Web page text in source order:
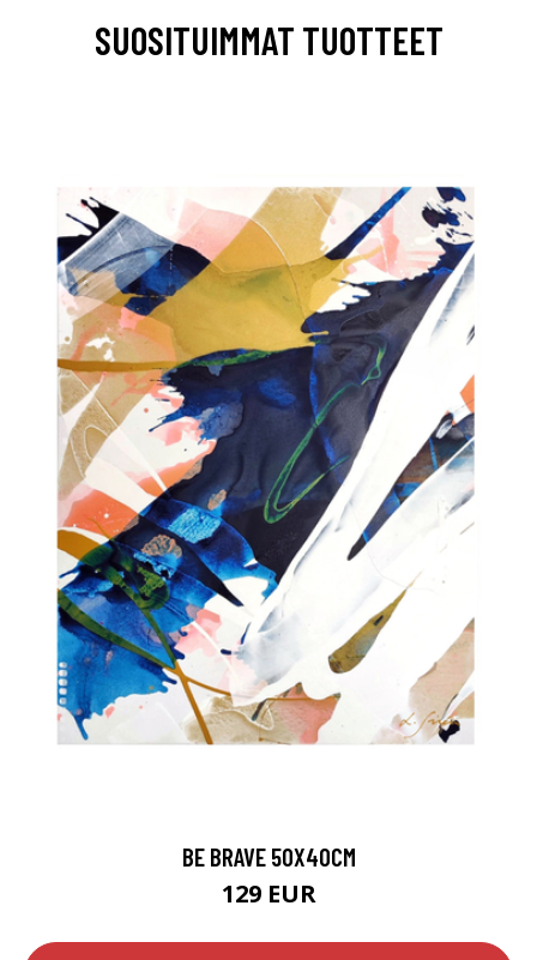
SUOSITUIMMAT TUOTTEET
BE BRAVE 50X40CM
129 EUR